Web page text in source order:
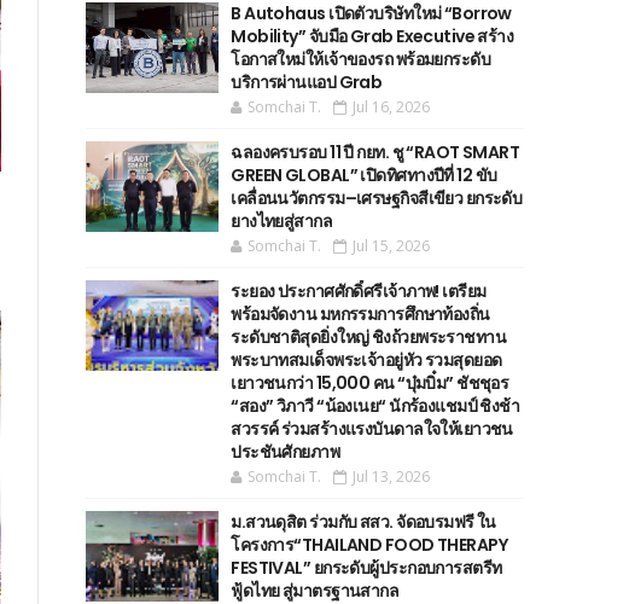
B Autohaus เปิดตัวบริษัทใหม่ “Borrow
Mobility” จับมือ Grab Executive สร้าง
โอกาสใหม่ให้เจ้าของรถ พร้อมยกระดับ
บริการผ่านแอป Grab
Somchai T. Jul 16, 2026
ฉลองครบรอบ 11 ปี กยท. ชู “RAOT SMART
GREEN GLOBAL” เปิดทิศทางปีที่ 12 ขับ
เคลื่อนนวัตกรรม–เศรษฐกิจสีเขียว ยกระดับ
ยางไทยสู่สากล
Somchai T. Jul 15, 2026
ระยอง ประกาศศักดิ์ศรีเจ้าภาพ! เตรียม
พร้อมจัดงาน มหกรรมการศึกษาท้องถิ่น
ระดับชาติสุดยิ่งใหญ่ ชิงถ้วยพระราชทาน
พระบาทสมเด็จพระเจ้าอยู่หัว รวมสุดยอด
เยาวชนกว่า 15,000 คน “บุ๋มบิ๋ม” ชัชชุอร
“สอง” วิภาวี “น้องเนย“ นักร้องแชมป์ ชิงช้า
สวรรค์ ร่วมสร้างแรงบันดาลใจให้เยาวชน
ประชันศักยภาพ
Somchai T. Jul 13, 2026
ม.สวนดุสิต ร่วมกับ สสว. จัดอบรมฟรี ใน
โครงการ“THAILAND FOOD THERAPY
FESTIVAL” ยกระดับผู้ประกอบการสตรีท
ฟู้ดไทย สู่มาตรฐานสากล